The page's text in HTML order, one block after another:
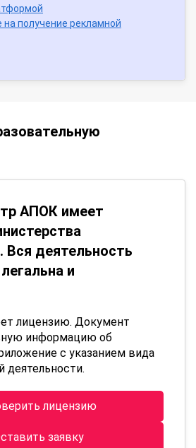
получение рекламной
АПОК имеет
Вся деятельность
и
лицензию. Документ
информацию об
с указанием вида
деятельности.
лицензию
заявку